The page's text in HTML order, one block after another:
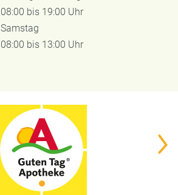
08:00 bis 19:00 Uhr
Samstag
08:00 bis 13:00 Uhr